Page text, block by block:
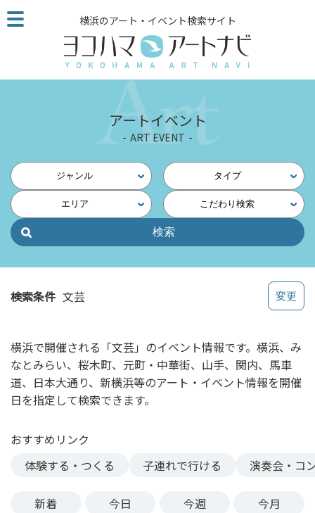
こ
の
ジ
読
他
ペ
の
ク
ス
横浜のアート・イベント検索サイト
アートイベント
ART EVENT
ジャンル タイプ
エリア こだわり検索
検索条件 文芸
横浜で開催される「文芸」のイベント情報です。横浜、み
なとみらい、桜木町、元町・中華街、山手、関内、馬車
道、日本大通り、新横浜等のアート・イベント情報を開催
日を指定して検索できます。
おすすめリンク
体験する・つくる
子連れで行ける 演奏会・コ
新着 今日 今週 今月